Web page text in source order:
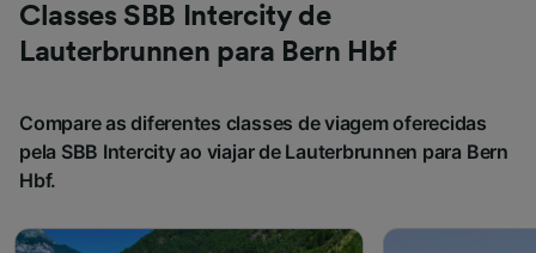
Classes SBB Intercity de
Lauterbrunnen para Bern Hbf
Compare as diferentes classes de viagem oferecidas
pela SBB Intercity ao viajar de Lauterbrunnen para Bern
Hbf.